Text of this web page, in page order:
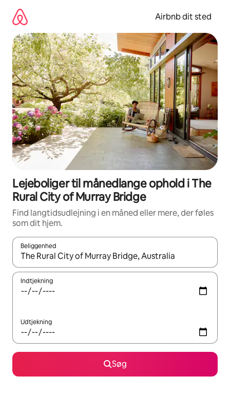
videre
indhold
Airbnb dit sted
Lejeboliger til månedlange ophold i The
Rural City of Murray Bridge
Find langtidsudlejning i en måned eller mere, der føles
som dit hjem.
Beliggenhed
Når resultaterne er tilgængelige, skal du navigere med
Indtjekning
Udtjekning
Søg